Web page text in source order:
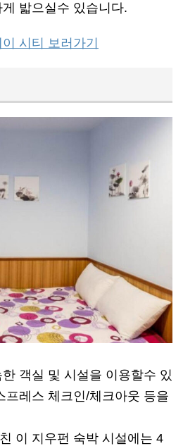
밟으실수 있습니다.
시티 보러가기
객실 및 시설을 이용할수 있
프레스 체크인/체크아웃 등을
이 지우펀 숙박 시설에는 4